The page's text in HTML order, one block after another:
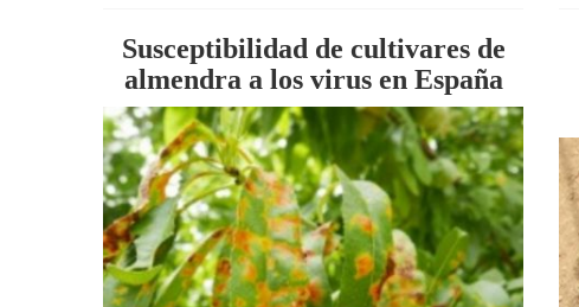
Susceptibilidad de cultivares de
almendra a los virus en España